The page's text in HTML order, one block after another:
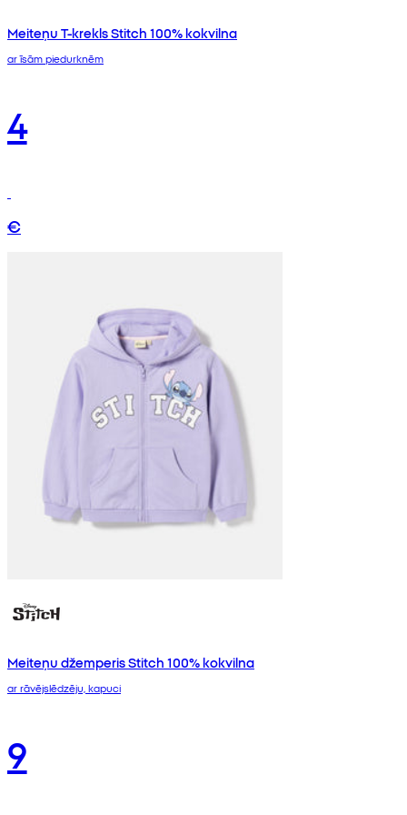
Meiteņu T-krekls Stitch 100% kokvilna
ar īsām piedurknēm
4
€
Meiteņu džemperis Stitch 100% kokvilna
ar rāvējslēdzēju, kapuci
9